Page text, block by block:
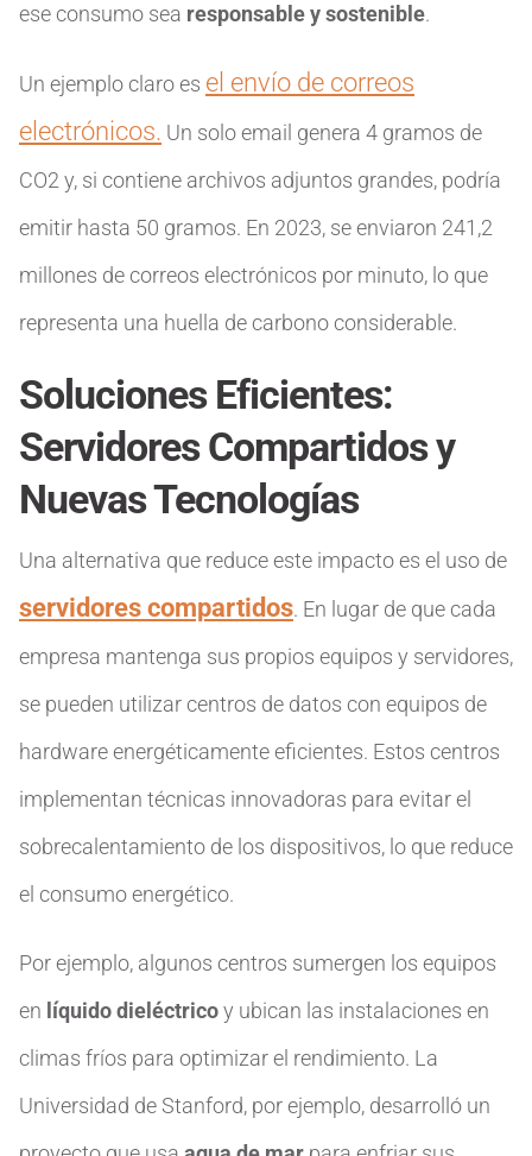
ese consumo sea responsable y sostenible.
Un ejemplo claro es el envío de correos
electrónicos. Un solo email genera 4 gramos de
CO2 y, si contiene archivos adjuntos grandes, podría
emitir hasta 50 gramos. En 2023, se enviaron 241,2
millones de correos electrónicos por minuto, lo que
representa una huella de carbono considerable.
Soluciones Eficientes:
Servidores Compartidos y
Nuevas Tecnologías
Una alternativa que reduce este impacto es el uso de
servidores compartidos. En lugar de que cada
empresa mantenga sus propios equipos y servidores,
se pueden utilizar centros de datos con equipos de
hardware energéticamente eficientes. Estos centros
implementan técnicas innovadoras para evitar el
sobrecalentamiento de los dispositivos, lo que reduce
el consumo energético.
Por ejemplo, algunos centros sumergen los equipos
en líquido dieléctricoy ubican las instalaciones en
climas fríos para optimizar el rendimiento. La
Universidad de Stanford, por ejemplo, desarrolló un